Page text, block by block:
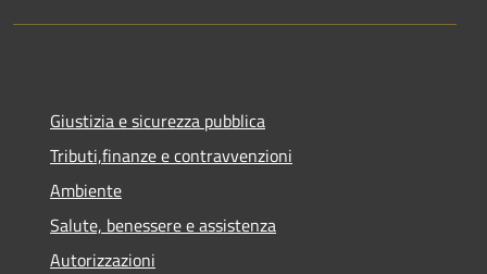
Giustizia e sicurezza pubblica
Tributi,finanze e contravvenzioni
Ambiente
Salute, benessere e assistenza
Autorizzazioni